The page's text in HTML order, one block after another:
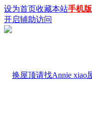
设为首页收藏本站手机版
开启辅助访问